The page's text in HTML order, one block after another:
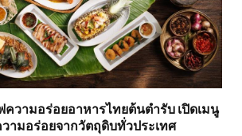
ความอร่อยอาหารไทยต้นตำรับ เปิดเมนู
ามอร่อยจากวัตถุดิบทั่วประเทศ